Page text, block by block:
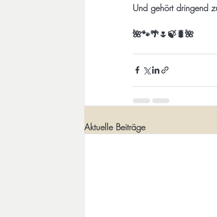
Und gehört dringend
🌺🐾🌴🌷🍃🐛🌺
Aktuelle Beiträge